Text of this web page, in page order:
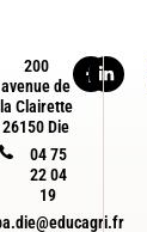
200
avenue de
la Clairette
26150 Die
04 75
22 04
19